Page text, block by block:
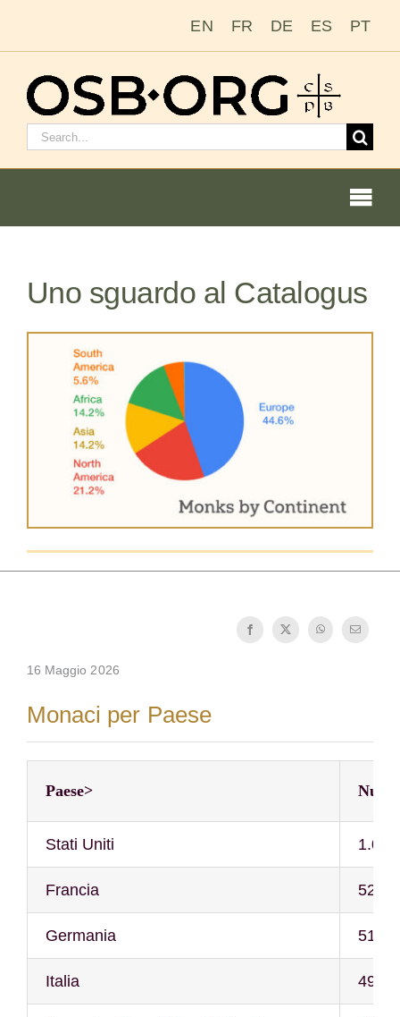
EN FR DE ES PT
Cerca:
Le nostre radici
L’ordine benedettino
Diventare un monaco o una monaca
La medaglia di San Benedetto
NEXUS
Uno sguardo al Catalogus
16 Maggio 2026
Monaci per Paese
Paese>
Stati Uniti 1.040
Francia 526
Germania 510
Italia 492